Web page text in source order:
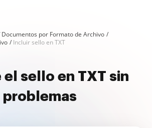
Documentos por Formato de Archivo
Incluir sello en TXT
el sello en TXT sin
problemas